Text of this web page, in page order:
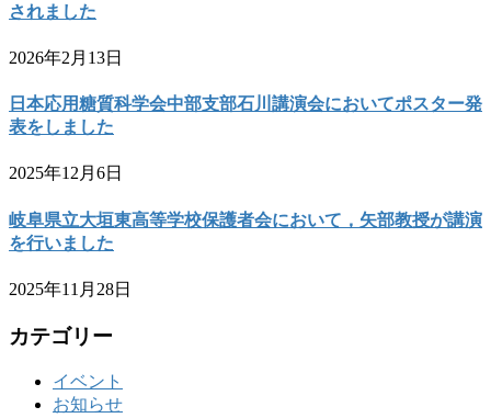
されました
2026年2月13日
日本応用糖質科学会中部支部石川講演会においてポスター発
表をしました
2025年12月6日
岐阜県立大垣東高等学校保護者会において，矢部教授が講演
を行いました
2025年11月28日
カテゴリー
イベント
お知らせ